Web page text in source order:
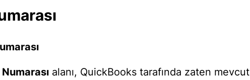
alanı, QuickBooks tarafında zaten mevcut